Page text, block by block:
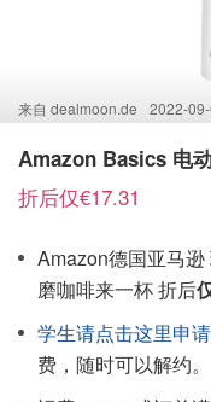
来自 dealmoon.de 2022-
Amazon Basics 电
折后仅€17.31
Amazon德国亚马
磨咖啡来一杯 折后
学生请点击这里申
费，随时可以解约。